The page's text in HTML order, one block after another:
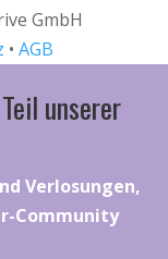
GmbH
• AGB
unserer
Verlosungen,
Community